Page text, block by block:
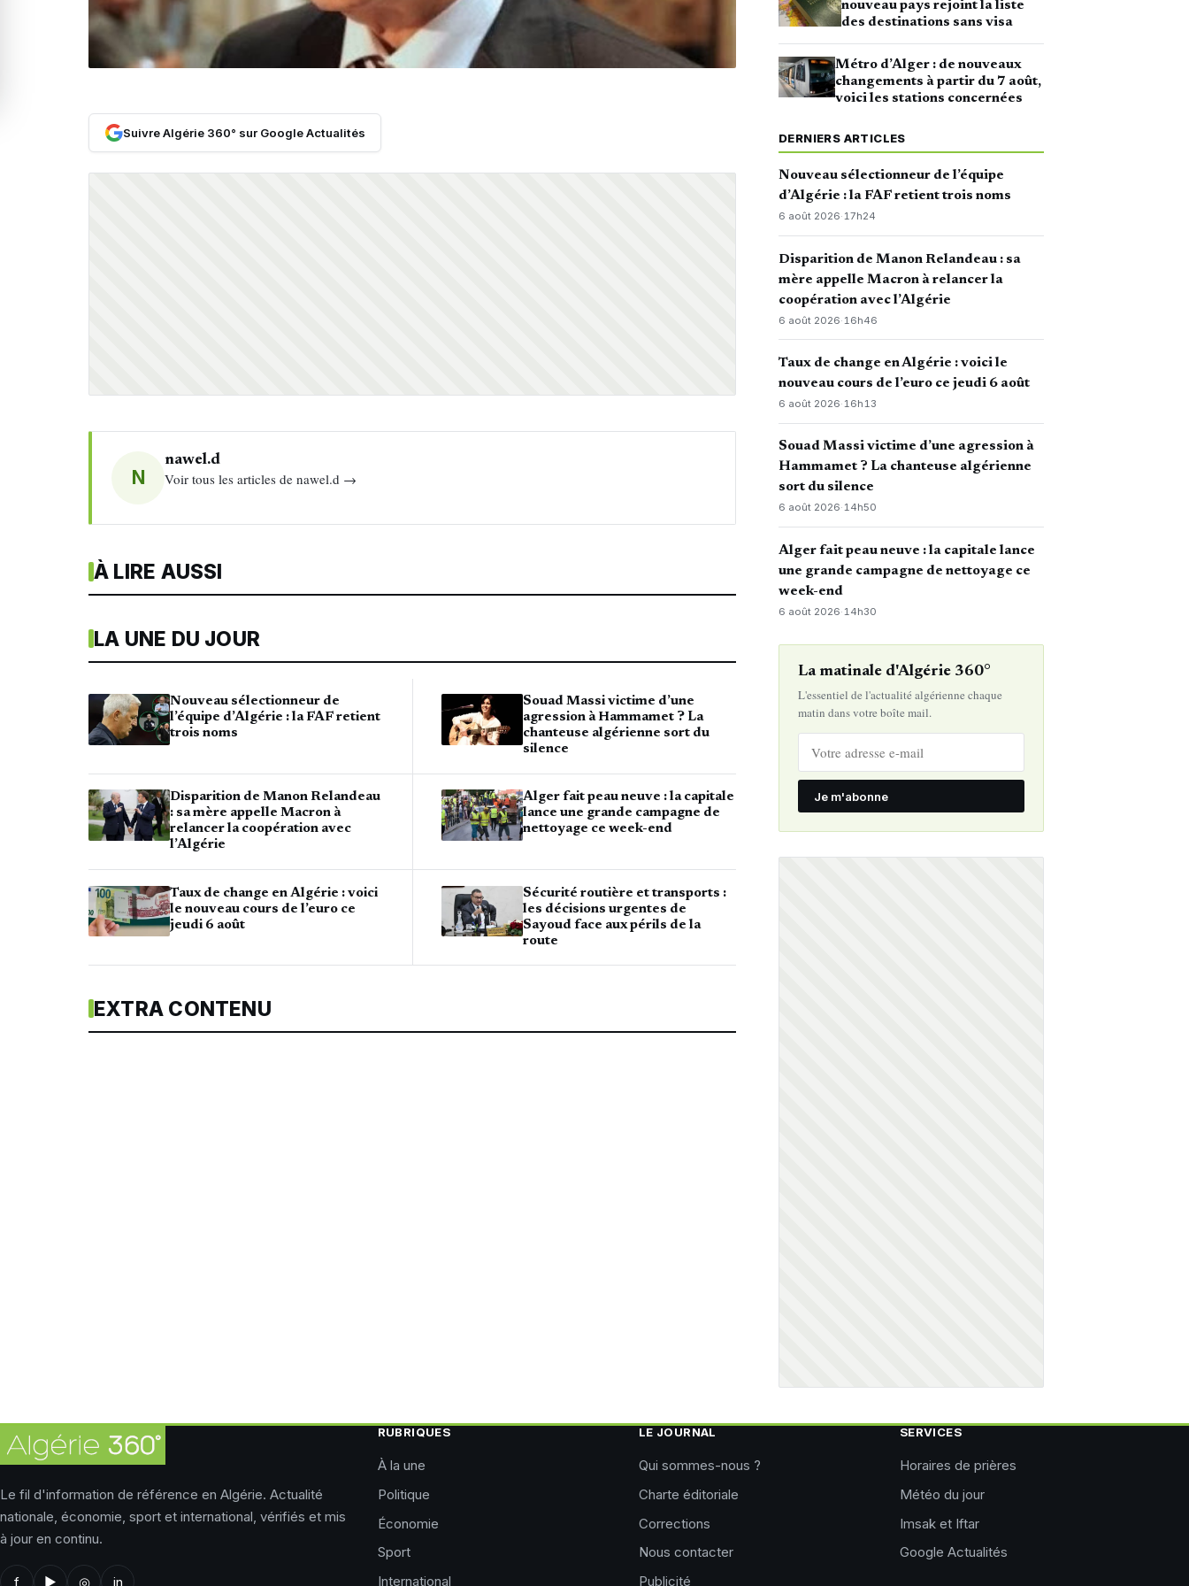
Suivre Algérie 360° sur Google Actualités
N
nawel.d
Voir tous les articles de nawel.d →
À LIRE AUSSI
LA UNE DU JOUR
Nouveau sélectionneur de
l’équipe d’Algérie : la FAF retient
trois noms
Disparition de Manon Relandeau
: sa mère appelle Macron à
relancer la coopération avec
l’Algérie
Taux de change en Algérie : voici
le nouveau cours de l’euro ce
jeudi 6 août
Souad Massi victime d’une
agression à Hammamet ? La
chanteuse algérienne sort du
silence
Alger fait peau neuve : la capitale
lance une grande campagne de
nettoyage ce week-end
Sécurité routière et transports :
les décisions urgentes de
Sayoud face aux périls de la
route
EXTRA CONTENU
nouveau pays rejoint la liste
des destinations sans visa
Métro d’Alger : de nouveaux
changements à partir du 7 août,
voici les stations concernées
DERNIERS ARTICLES
Nouveau sélectionneur de l’équipe
d’Algérie : la FAF retient trois noms
6 août 2026·17h24
Disparition de Manon Relandeau : sa
mère appelle Macron à relancer la
coopération avec l’Algérie
6 août 2026· 16h46
Taux de change en Algérie : voici le
nouveau cours de l’euro ce jeudi 6 août
6 août 2026·16h13
Souad Massi victime d’une agression à
Hammamet ? La chanteuse algérienne
sort du silence
6 août 2026·14h50
Alger fait peau neuve : la capitale lance
une grande campagne de nettoyage ce
week-end
6 août 2026· 14h30
La matinale d'Algérie 360°
L'essentiel de l'actualité algérienne chaque
matin dans votre boîte mail.
Je m'abonne
Le fil d'information de référence en Algérie. Actualité
nationale, économie, sport et international, vérifiés et mis
à jour en continu.
f ▶ ◎ in
RUBRIQUES
À la une
Politique
Économie
Sport
International
LE JOURNAL
Qui sommes-nous ?
Charte éditoriale
Corrections
Nous contacter
Publicité
SERVICES
Horaires de prières
Météo du jour
Imsak et Iftar
Google Actualités